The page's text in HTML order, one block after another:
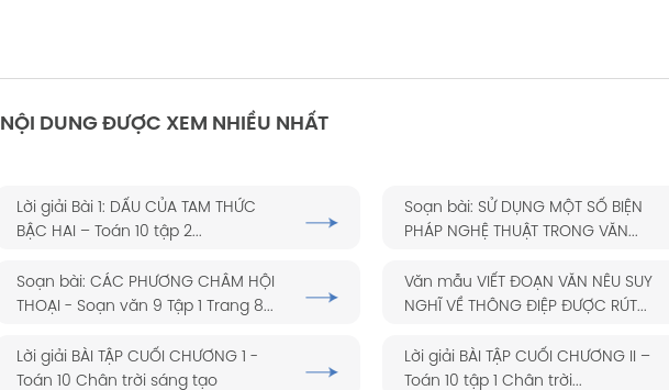
NỘI DUNG ĐƯỢC XEM NHIỀU NHẤT
Lời giải Bài 1: DẤU CỦA TAM THỨC
BẬC HAI – Toán 10 tập 2...
Soạn bài: SỬ DỤNG MỘT SỐ BIỆN
PHÁP NGHỆ THUẬT TRONG VĂN...
Soạn bài: CÁC PHƯƠNG CHÂM HỘI
THOẠI - Soạn văn 9 Tập 1 Trang 8...
Văn mẫu VIẾT ĐOẠN VĂN NÊU SUY
NGHĨ VỀ THÔNG ĐIỆP ĐƯỢC RÚT...
Lời giải BÀI TẬP CUỐI CHƯƠNG 1 -
Toán 10 Chân trời sáng tạo
Lời giải BÀI TẬP CUỐI CHƯƠNG II –
Toán 10 tập 1 Chân trời...